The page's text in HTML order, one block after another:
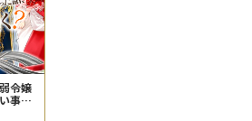
令嬢
事に